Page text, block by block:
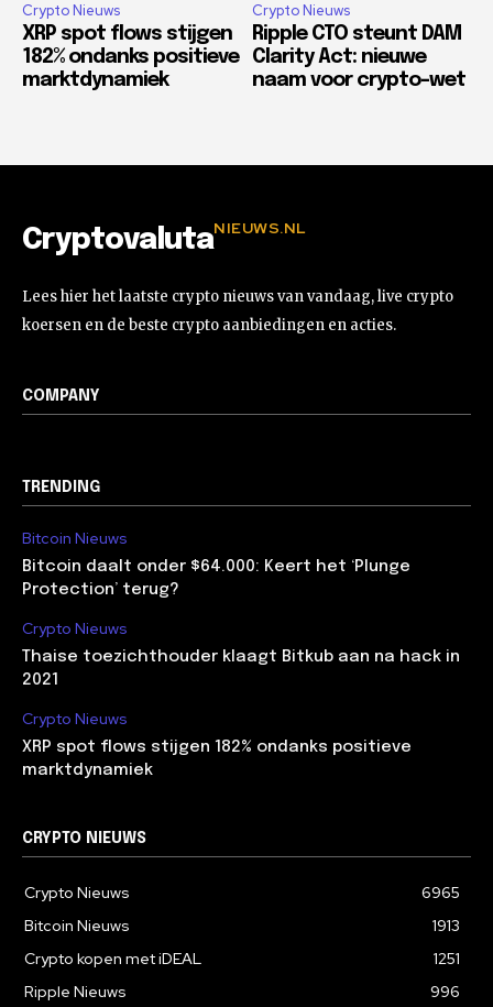
Crypto Nieuws
XRP spot flows stijgen
182% ondanks positieve
marktdynamiek
Crypto Nieuws
Ripple CTO steunt DAM
Clarity Act: nieuwe
naam voor crypto-wet
CryptovalutaNIEUWS.NL
Lees hier het laatste crypto nieuws van vandaag, live crypto
koersen en de beste crypto aanbiedingen en acties.
COMPANY
TRENDING
Bitcoin Nieuws
Bitcoin daalt onder $64.000: Keert het ‘Plunge
Protection’ terug?
Crypto Nieuws
Thaise toezichthouder klaagt Bitkub aan na hack in
2021
Crypto Nieuws
XRP spot flows stijgen 182% ondanks positieve
marktdynamiek
CRYPTO NIEUWS
Crypto Nieuws
6965
Bitcoin Nieuws
1913
Crypto kopen met iDEAL
1251
Ripple Nieuws
996